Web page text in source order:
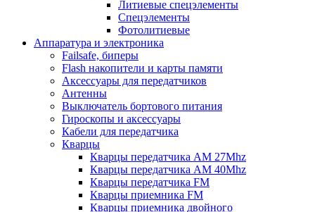
Литиевые спецэлементы
Спецэлементы
Фотолитиевые
Аппаратура и электроника
Failsafe, биперы
Flash накопители и карты памяти
Аксессуары для передатчиков
Антенны
Выключатель бортового питания
Гироскопы и аксессуары
Кабели для передатчика
Кварцы
Кварцы передатчика AM 27Mhz
Кварцы передатчика AM 40Mhz
Кварцы передатчика FM
Кварцы приемника FM
Кварцы приемника двойного